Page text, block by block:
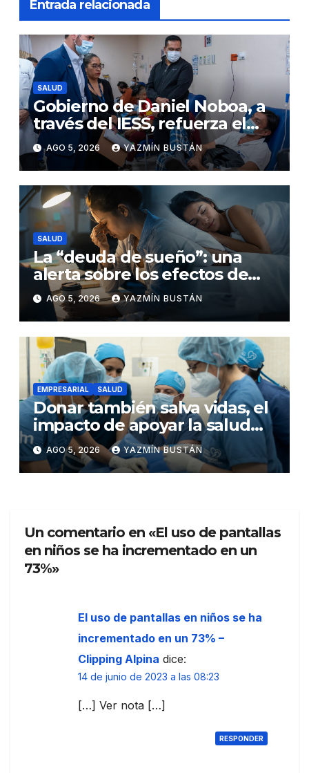
Entrada relacionada
SALUD
Gobierno de Daniel Noboa, a
través del IESS, refuerza el
abastecimiento de insulina
en 86 establecimientos de
salud
AGO 5, 2026 YAZMÍN BUSTÁN
SALUD
La “deuda de sueño”: una
alerta sobre los efectos de
dormir mal en la salud física y
mental
AGO 5, 2026 YAZMÍN BUSTÁN
EMPRESARIAL SALUD
Donar también salva vidas, el
impacto de apoyar la salud
infantil en Ecuador
AGO 5, 2026 YAZMÍN BUSTÁN
Un comentario en «El uso de pantallas
en niños se ha incrementado en un
73%»
El uso de pantallas en niños se ha
incrementado en un 73% –
Clipping Alpina dice:
14 de junio de 2023 a las 08:23
[…] Ver nota […]
RESPONDER